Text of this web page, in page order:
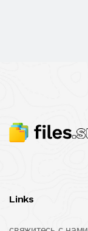
Links